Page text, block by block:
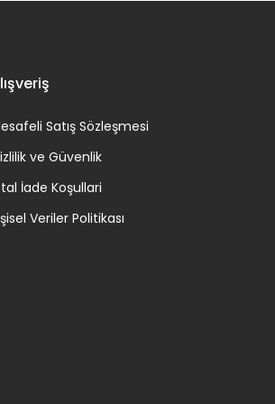
Satış Sözleşmesi
ve Güvenlik
İade Koşullari
Veriler Politikası